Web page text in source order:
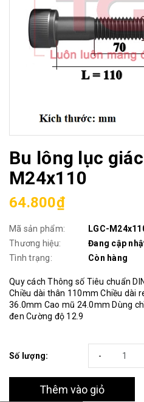
Bu lông lục
M24x110
64.800₫
Mã sản phẩm:
LGC-
Thương hiệu:
Đang cập
Tình trạng:
Còn hàng
Quy cách Thông số Tiêu chuẩn
Chiều dài thân 110mm Chiều dài
36.0mm Cao mũ 24.0mm Dùng
đen Cường độ 12.9
Số lượng: -
Thêm vào giỏ